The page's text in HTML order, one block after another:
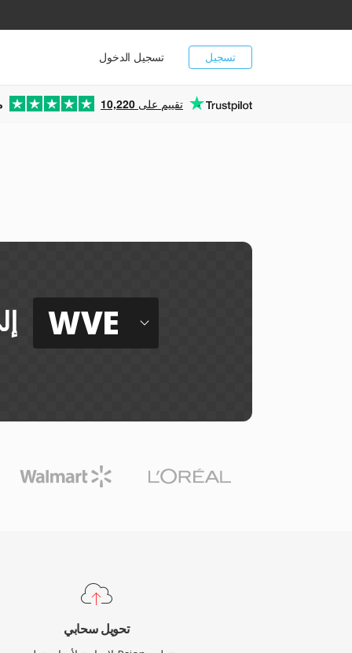
تسجيل تسجيل الدخول
10,220 تقييم على
WVE
تحويل سحابي